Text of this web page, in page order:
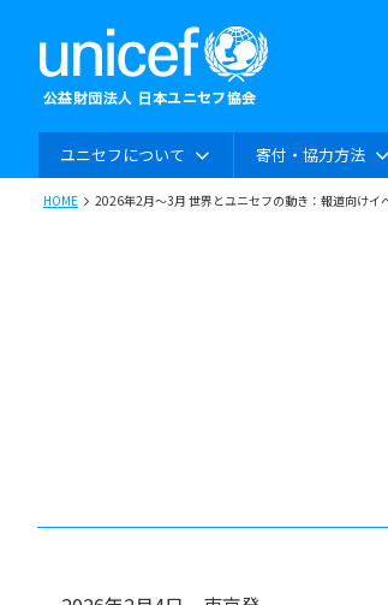
ユニセフについて 寄付・協力方法
HOME 2026年2月～3月 世界とユニセフの動き：報道向けイ